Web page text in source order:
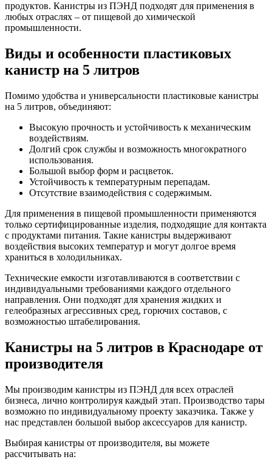
продуктов. Канистры из ПЭНД подходят для применения в
любых отраслях – от пищевой до химической
промышленности.
Виды и особенности пластиковых
канистр на 5 литров
Помимо удобства и универсальности пластиковые канистры
на 5 литров, объединяют:
Высокую прочность и устойчивость к механическим
воздействиям.
Долгий срок службы и возможность многократного
использования.
Большой выбор форм и расцветок.
Устойчивость к температурным перепадам.
Отсутствие взаимодействия с содержимым.
Для применения в пищевой промышленности применяются
только сертифицированные изделия, подходящие для контакта
с продуктами питания. Такие канистры выдерживают
воздействия высоких температур и могут долгое время
храниться в холодильниках.
Технические емкости изготавливаются в соответствии с
индивидуальными требованиями каждого отдельного
направления. Они подходят для хранения жидких и
гелеобразных агрессивных сред, горючих составов, с
возможностью штабелирования.
Канистры на 5 литров в Краснодаре от
производителя
Мы производим канистры из ПЭНД для всех отраслей
бизнеса, лично контролируя каждый этап. Производство тары
возможно по индивидуальному проекту заказчика. Также у
нас представлен большой выбор аксессуаров для канистр.
Выбирая канистры от производителя, вы можете
рассчитывать на: